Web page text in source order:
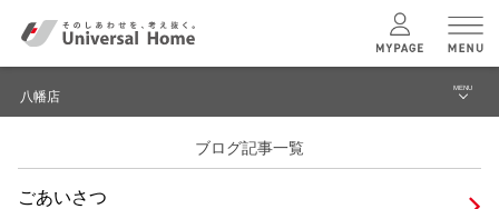
ユニバーサルホームの特長
八幡店 MENU
ブログ記事一覧
ごあいさつ